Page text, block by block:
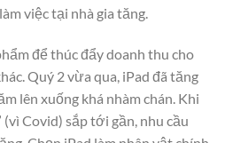
việc tại nhà gia tăng.
để thúc đẩy doanh thu cho
Quý 2 vừa qua, iPad đã tăng
lên xuống khá nhàm chán. Khi
(vì Covid) sắp tới gần, nhu cầu